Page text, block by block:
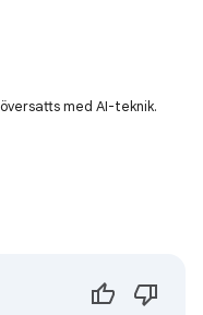
med AI-teknik.